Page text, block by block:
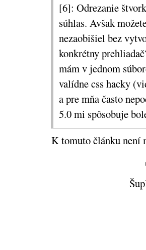
[6]: Odrezanie
súhlas. Avšak
nezaobišiel bez
konkrétny
mám v jednom
valídne css hacky
a pre mňa často
5.0 mi spôsobuje
K tomuto článku není